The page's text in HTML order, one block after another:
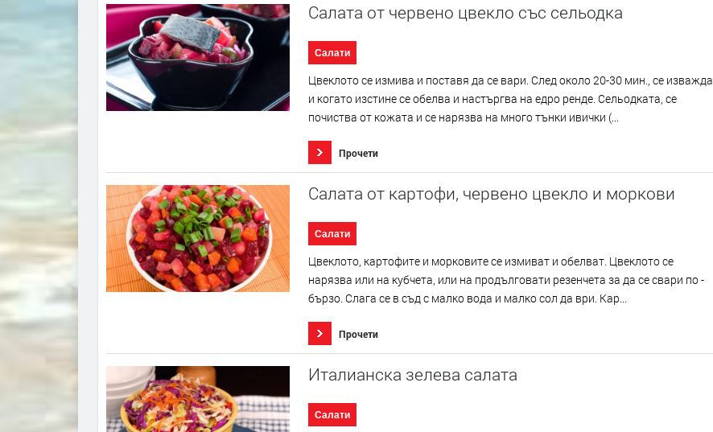
Салата от червено цвекло със сельодка
Салати
Цвеклото се измива и поставя да се вари. След около 20-30 мин., се изважда
и когато изстине се обелва и настъргва на едро ренде. Сельодката, се
почиства от кожата и се нарязва на много тънки ивички (...
Прочети
Салата от картофи, червено цвекло и моркови
Салати
Цвеклото, картофите и морковите се измиват и обелват. Цвеклото се
нарязва или на кубчета, или на продълговати резенчета за да се свари по -
бързо. Слага се в съд с малко вода и малко сол да ври. Кар...
Прочети
Италианска зелева салата
Салати